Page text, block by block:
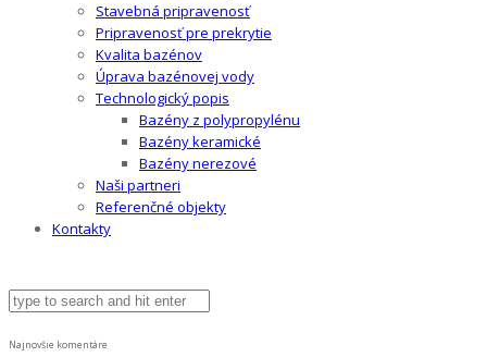
Stavebná pripravenosť
Pripravenosť pre prekrytie
Kvalita bazénov
Úprava bazénovej vody
Technologický popis
Bazény z polypropylénu
Bazény keramické
Bazény nerezové
Naši partneri
Referenčné objekty
Kontakty
Najnovšie komentáre